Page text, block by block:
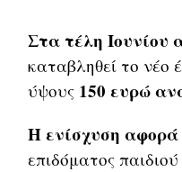
Στα τέλη Ιουνίου
καταβληθεί το νέο
ύψους 150 ευρώ
Η ενίσχυση αφορά
επιδόματος